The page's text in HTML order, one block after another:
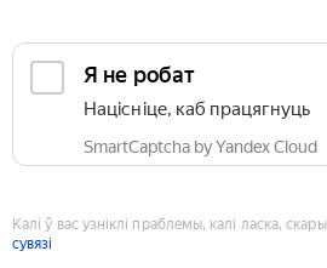
Я не робат
Націсніце, каб працягнуць
SmartCaptcha by Yandex Cloud
Калі ў вас узніклі праблемы, калі ласка,
сувязі